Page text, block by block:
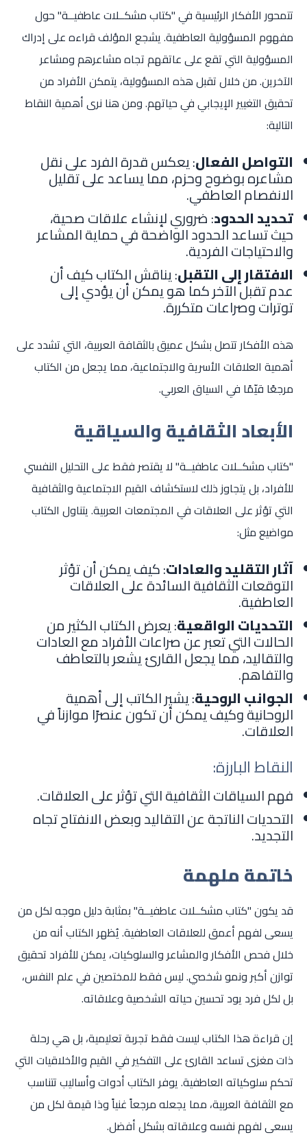
تتمحور الأفكار الرئيسية في "كتاب مشكــلات عاطفيــة" حول
مفهوم المسؤولية العاطفية. يشجع المؤلف قراءه على إدراك
المسؤولية التي تقع على عاتقهم تجاه مشاعرهم ومشاعر
الآخرين. من خلال تقبل هذه المسؤولية، يتمكن الأفراد من
تحقيق التغيير الإيجابي في حياتهم. ومن هنا نرى أهمية النقاط
التالية:
التواصل الفعال: يعكس قدرة الفرد على نقل
مشاعره بوضوح وحزم، مما يساعد على تقليل
الانفصام العاطفي.
تحديد الحدود: ضروري لإنشاء علاقات صحية،
حيث تساعد الحدود الواضحة في حماية المشاعر
والاحتياجات الفردية.
الافتقار إلى التقبل: يناقش الكتاب كيف أن
عدم تقبل الآخر كما هو يمكن أن يؤدي إلى
توترات وصراعات متكررة.
هذه الأفكار تتصل بشكل عميق بالثقافة العربية، التي تشدد على
أهمية العلاقات الأسرية والاجتماعية، مما يجعل من الكتاب
مرجعًا قيّمًا في السياق العربي.
الأبعاد الثقافية والسياقية
"كتاب مشكــلات عاطفيــة" لا يقتصر فقط على التحليل النفسي
للأفراد، بل يتجاوز ذلك لاستكشاف القيم الاجتماعية والثقافية
التي تؤثر على العلاقات في المجتمعات العربية. يتناول الكتاب
مواضيع مثل:
آثار التقليد والعادات: كيف يمكن أن تؤثر
التوقعات الثقافية السائدة على العلاقات
العاطفية.
التحديات الواقعية: يعرض الكتاب الكثير من
الحالات التي تعبر عن صراعات الأفراد مع العادات
والتقاليد، مما يجعل القارئ يشعر بالتعاطف
والتفاهم.
الجوانب الروحية: يشير الكاتب إلى أهمية
الروحانية وكيف يمكن أن تكون عنصرًا موازناً في
العلاقات.
النقاط البارزة:
فهم السياقات الثقافية التي تؤثر على العلاقات.
التحديات الناتجة عن التقاليد وبعض الانفتاح تجاه
التجديد.
خاتمة ملهمة
قد يكون "كتاب مشكــلات عاطفيــة" بمثابة دليل موجه لكل من
يسعى لفهم أعمق للعلاقات العاطفية. يُظهر الكتاب أنه من
خلال فحص الأفكار والمشاعر والسلوكيات، يمكن للأفراد تحقيق
توازن أكبر ونمو شخصي. ليس فقط للمختصين في علم النفس،
بل لكل فرد يود تحسين حياته الشخصية وعلاقاته.
إن قراءة هذا الكتاب ليست فقط تجربة تعليمية، بل هي رحلة
ذات مغزى تساعد القارئ على التفكير في القيم والأخلاقيات التي
تحكم سلوكياته العاطفية. يوفر الكتاب أدوات وأساليب تتناسب
مع الثقافة العربية، مما يجعله مرجعاً غنياً وذا قيمة لكل من
يسعى لفهم نفسه وعلاقاته بشكل أفضل.